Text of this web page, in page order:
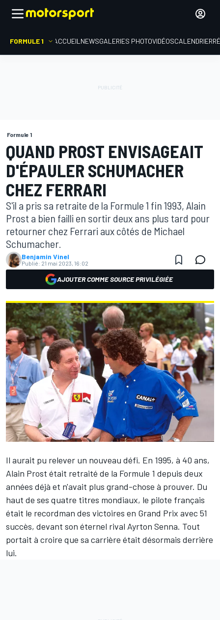
FORMULE 1 ACCUEIL NEWSGALERIES PHOTOVIDÉOSCALENDRIER
Formule 1
QUAND PROST ENVISAGEAIT
D'ÉPAULER SCHUMACHER
CHEZ FERRARI
S'il a pris sa retraite de la Formule 1 fin 1993, Alain
Prost a bien failli en sortir deux ans plus tard pour
retourner chez Ferrari aux côtés de Michael
Schumacher.
Benjamin Vinel
Publié: 21 mai 2023, 16:02
AJOUTER COMME SOURCE PRIVILÉGIÉE
Il aurait pu relever un nouveau défi. En 1995, à 40 ans,
Alain Prost était retraité de la Formule 1 depuis deux
années déjà et n'avait plus grand-chose à prouver. Du
haut de ses quatre titres mondiaux, le pilote français
était le recordman des victoires en Grand Prix avec 51
succès, devant son éternel rival Ayrton Senna. Tout
portait à croire que sa carrière était désormais derrière
lui.